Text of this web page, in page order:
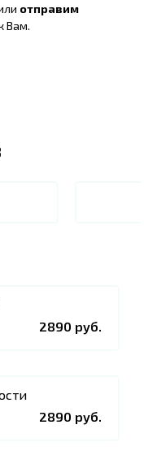
отправим
Вам.
2890 руб.
2890 руб.